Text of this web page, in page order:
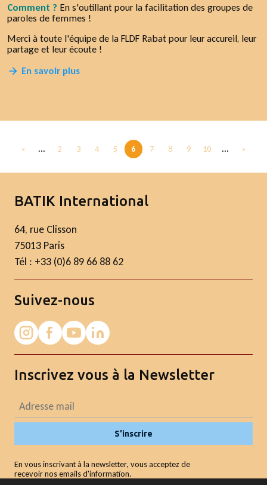
Comment ? En s'outillant pour la facilitation des groupes de
paroles de femmes !
Merci à toute l'équipe de la FLDF Rabat pour leur accureil, leur
partage et leur écoute !
En savoir plus
« ... 2 3 4 5 6 7 8 9 10 ... »
BATIK International
64, rue Clisson
75013 Paris
Tél : +33 (0)6 89 66 88 62
Suivez-nous
Inscrivez vous à la Newsletter
S'inscrire
En vous inscrivant à la newsletter, vous acceptez de
recevoir nos emails d'information.